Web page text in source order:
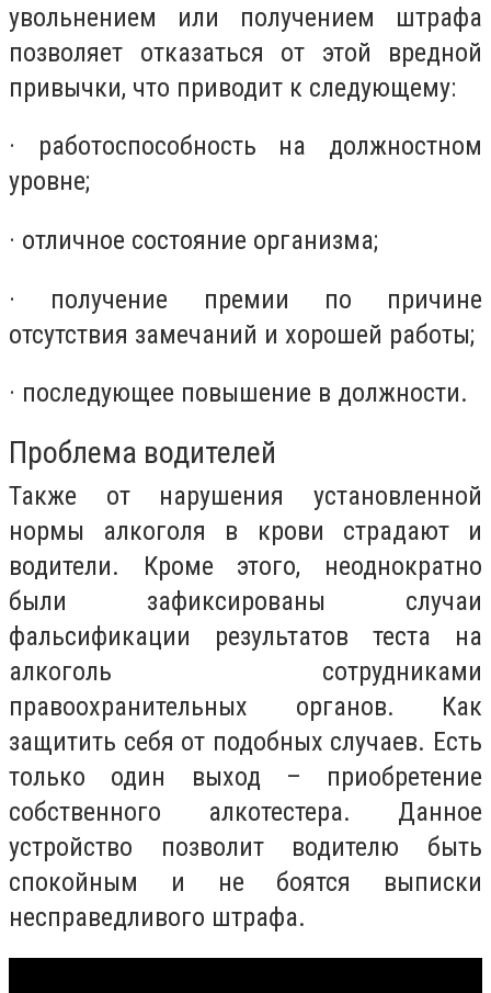
увольнением или получением штрафа
позволяет отказаться от этой вредной
привычки, что приводит к следующему:
· работоспособность на должностном
уровне;
· отличное состояние организма;
· получение премии по причине
отсутствия замечаний и хорошей работы;
· последующее повышение в должности.
Проблема водителей
Также от нарушения установленной
нормы алкоголя в крови страдают и
водители. Кроме этого, неоднократно
были зафиксированы случаи
фальсификации результатов теста на
алкоголь сотрудниками
правоохранительных органов. Как
защитить себя от подобных случаев. Есть
только один выход – приобретение
собственного алкотестера. Данное
устройство позволит водителю быть
спокойным и не боятся выписки
несправедливого штрафа.